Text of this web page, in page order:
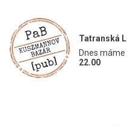
Tatranská
Dnes
22.00